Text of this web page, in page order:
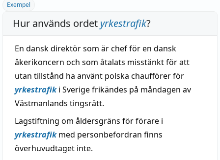
Exempel
Hur används ordet yrkestrafik?
En dansk direktör som är chef för en dansk
åkerikoncern och som åtalats misstänkt för att
utan tillstånd ha använt polska chaufförer för
yrkestrafiki Sverige frikändes på måndagen av
Västmanlands tingsrätt.
Lagstiftning om åldersgräns för förare i
yrkestrafikmed personbefordran finns
överhuvudtaget inte.